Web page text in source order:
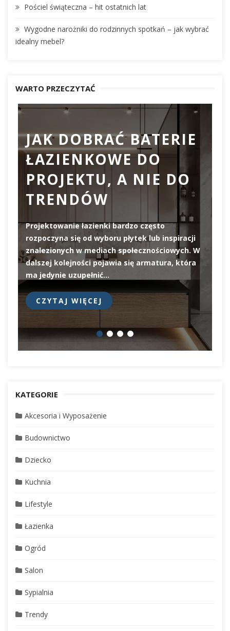
Pościel świąteczna – hit ostatnich lat
Wygodne narożniki do rodzinnych spotkań – jak wybrać
idealny mebel?
WARTO PRZECZYTAĆ
JAK DOBRAĆ BATERIE
ŁAZIENKOWE DO
PROJEKTU, A NIE DO
TRENDÓW
Projektowanie łazienki bardzo często
rozpoczyna się od wyboru płytek lub inspiracji
znalezionych w mediach społecznościowych. W
dalszej kolejności pojawia się armatura, która
ma jedynie uzupełnić…
CZYTAJ WIĘCEJ
KATEGORIE
Akcesoria i Wyposażenie
Budownictwo
Dziecko
Kuchnia
Lifestyle
Łazienka
Ogród
Salon
Sypialnia
Trendy